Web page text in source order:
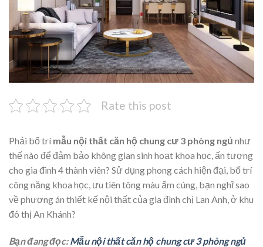
Rate this post
Phải bố trímẫu nội thất căn hộ chung cư 3 phòng ngủ như
thế nào để đảm bảo không gian sinh hoạt khoa học, ấn tượng
cho gia đình 4 thành viên? Sử dụng phong cách hiện đại, bố trí
công năng khoa học, ưu tiên tông màu ấm cúng, bạn nghĩ sao
về phương án thiết kế nội thất của gia đình chị Lan Anh, ở khu
đô thị An Khánh?
Bạn đang đọc:Mẫu nội thất căn hộ chung cư 3 phòng ngủ